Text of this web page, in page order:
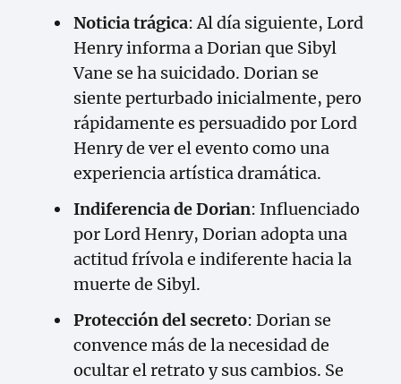
Noticia trágica: Al día siguiente, Lord
Henry informa a Dorian que Sibyl
Vane se ha suicidado. Dorian se
siente perturbado inicialmente, pero
rápidamente es persuadido por Lord
Henry de ver el evento como una
experiencia artística dramática.
Indiferencia de Dorian: Influenciado
por Lord Henry, Dorian adopta una
actitud frívola e indiferente hacia la
muerte de Sibyl.
Protección del secreto: Dorian se
convence más de la necesidad de
ocultar el retrato y sus cambios. Se